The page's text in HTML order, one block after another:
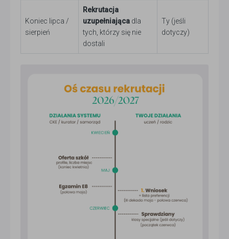
Koniec lipca /
sierpień
Rekrutacja
uzupełniająca dla
tych, którzy się nie
dostali
Ty (jeśli
dotyczy)